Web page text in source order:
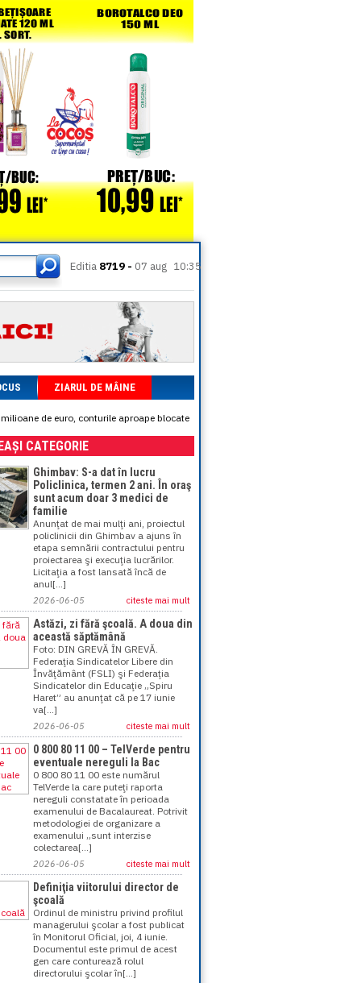
Editia 8719 - 07 aug 10:35
ZIARUL DE MÂINE
de euro, conturile aproape blocate
CATEGORIE
Ghimbav: S-a dat în lucru
Policlinica, termen 2 ani. În oraş
sunt acum doar 3 medici de
familie
Anunţat de mai mulţi ani, proiectul
policlinicii din Ghimbav a ajuns în
etapa semnării contractului pentru
proiectarea şi execuţia lucrărilor.
Licitaţia a fost lansată încă de
anul[...]
2026-06-05 citeste mai mult
Astăzi, zi fără şcoală. A doua din
această săptămână
Foto: DIN GREVĂ ÎN GREVĂ.
Federaţia Sindicatelor Libere din
Învăţământ (FSLI) şi Federaţia
Sindicatelor din Educaţie „Spiru
Haret” au anunţat că pe 17 iunie
va[...]
2026-06-05 citeste mai mult
0 800 80 11 00 – TelVerde pentru
eventuale nereguli la Bac
0 800 80 11 00 este numărul
TelVerde la care puteţi raporta
nereguli constatate în perioada
examenului de Bacalaureat. Potrivit
metodologiei de organizare a
examenului „sunt interzise
colectarea[...]
2026-06-05 citeste mai mult
Definiţia viitorului director de
şcoală
Ordinul de ministru privind profilul
managerului şcolar a fost publicat
în Monitorul Oficial, joi, 4 iunie.
Documentul este primul de acest
gen care conturează rolul
directorului şcolar în[...]